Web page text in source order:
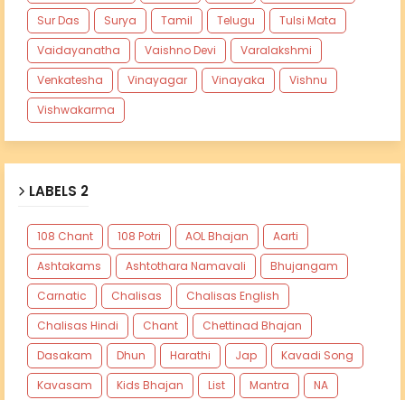
Sur Das
Surya Tamil Telugu
Tulsi Mata
Vaidayanatha
Vaishno Devi
Varalakshmi
Venkatesha
Vinayagar Vinayaka
Vishnu
Vishwakarma
LABELS 2
108 Chant 108 Potri AOL Bhajan
Aarti
Ashtakams
Ashtothara Namavali
Bhujangam
Carnatic
Chalisas
Chalisas English
Chalisas Hindi
Chant
Chettinad Bhajan
Dasakam
Dhun Harathi Jap
Kavadi Song
Kavasam
Kids Bhajan List Mantra
NA